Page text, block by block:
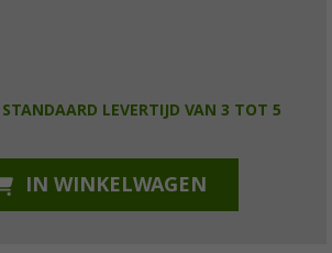
STANDAARD LEVERTIJD VAN 3 TOT 5
IN WINKELWAGEN